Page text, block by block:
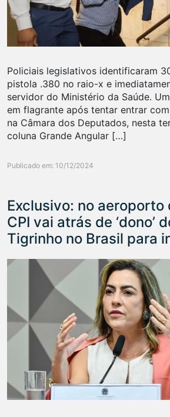
Policiais legislativos identificaram
pistola .380 no raio-x e
servidor do Ministério da Saúde.
em flagrante após tentar entrar
na Câmara dos Deputados, nesta
coluna Grande Angular […]
Publicado em: 10/12/2024
Exclusivo: no aeroporto
CPI vai atrás de ‘dono’
Tigrinho no Brasil para